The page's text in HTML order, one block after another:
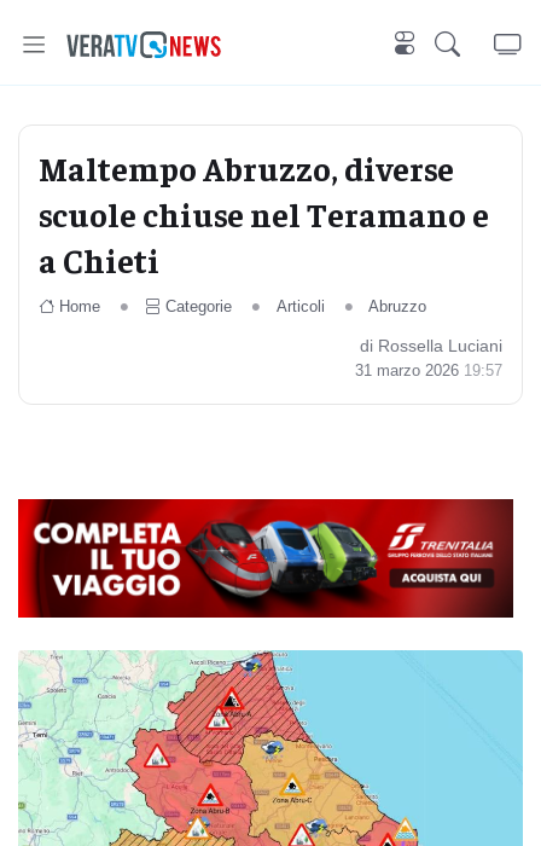
Maltempo Abruzzo, diverse
scuole chiuse nel Teramano e
a Chieti
Home Categorie Articoli Abruzzo
di Rossella Luciani
31 marzo 2026 19:57